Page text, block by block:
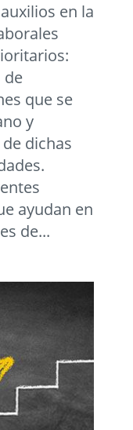
en la
de
que se
y
dichas
ayudan en
de...